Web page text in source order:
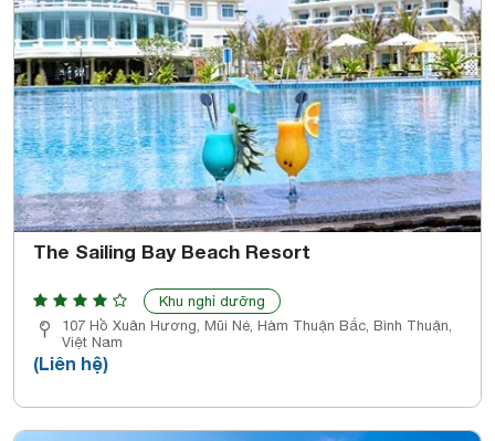
The Sailing Bay Beach Resort
Khu nghỉ dưỡng
107 Hồ Xuân Hương, Mũi Né, Hàm Thuận Bắc, Bình Thuận,
Việt Nam
(Liên hệ)